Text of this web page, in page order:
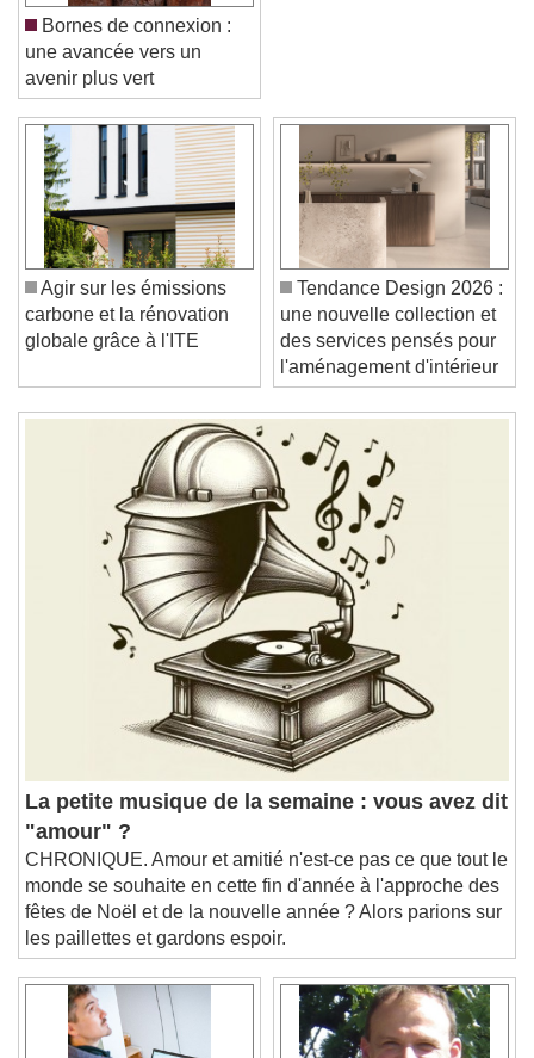
Video Player is loading.
Play Video
Play
Skip Backward
Skip Forward
Unmute
Current Time0:00
/
Duration -:-
Seek to live, currently behind liveLIVE
Remaining Time-0:00
Playback Rate
Chapters
Chapters
Descriptions
descriptions off, selected
Subtitles
subtitles settings, opens subtitles
settings dialog
subtitles off, selected
Audio Track
Picture-in-Picture
This is a modal window.
Beginning of dialog window. Escape will cancel
and close the window.
Text
Color
Text Background
Bornes de connexion :
une avancée vers un
avenir plus vert
Agir sur les émissions
carbone et la rénovation
Tendance Design 2026 :
une nouvelle collection et
des services pensés pour
l'aménagement d'intérieur
La petite musique de la semaine : vous avez dit
"amour" ?
CHRONIQUE. Amour et amitié n'est-ce pas ce que tout le
monde se souhaite en cette fin d'année à l'approche des
fêtes de Noël et de la nouvelle année ? Alors parions sur
les paillettes et gardons espoir.